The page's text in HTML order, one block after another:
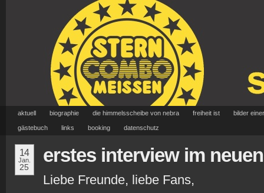
aktuell biographie die himmelsscheibe von nebra freiheit ist bilder
gästebuch links booking datenschutz
14
Jan.
25
erstes interview im
Liebe Freunde, liebe Fans,